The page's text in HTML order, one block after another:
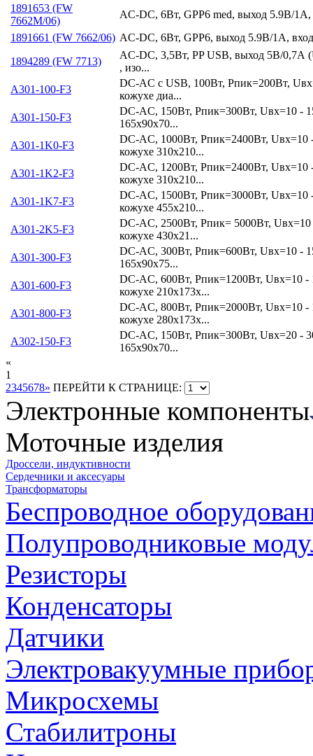
1891653 (FW
7662M/06)
AC-DC, 6Вт, GPP6 med, выход 5.9В/
1891661 (FW 7662/06) AC-DC, 6Вт, GPP6, выход 5.9В/1А,
1894289 (FW 7713)
AC-DC, 3,5Вт, PP USB, выход 5В/0,7А
, изо...
A301-100-F3
DC-AC с USB, 100Вт, Рпик=200Вт,
кожухе диа...
A301-150-F3
DC-AC, 150Вт, Рпик=300Вт, Uвх=10 -
165х90х70...
A301-1K0-F3
DC-AC, 1000Вт, Рпик=2400Вт,
кожухе 310х210...
A301-1K2-F3
DC-AC, 1200Вт, Рпик=2400Вт,
кожухе 310х210...
A301-1K7-F3
DC-AC, 1500Вт, Рпик=3000Вт,
кожухе 455х210...
A301-2K5-F3
DC-AC, 2500Вт, Рпик= 5000Вт,
кожухе 430х21...
A301-300-F3
DC-AC, 300Вт, Рпик=600Вт, Uвх=10 -
165х90х75...
A301-600-F3
DC-AC, 600Вт, Рпик=1200Вт, Uвх=10
кожухе 210х173х...
A301-800-F3
DC-AC, 800Вт, Рпик=2000Вт, Uвх=10
кожухе 280х173х...
A302-150-F3
DC-AC, 150Вт, Рпик=300Вт, Uвх=20 -
165х90х70...
«
1
2345678» ПЕРЕЙТИ К СТРАНИЦЕ:
Электронные компоненты
Моточные изделия
Дроссели, индуктивности
Сердечники и аксесуары
Трансформаторы
Беспроводное
Полупроводниковые
Резисторы
Конденсаторы
Датчики
Электровакуумные
Микросхемы
Стабилитроны